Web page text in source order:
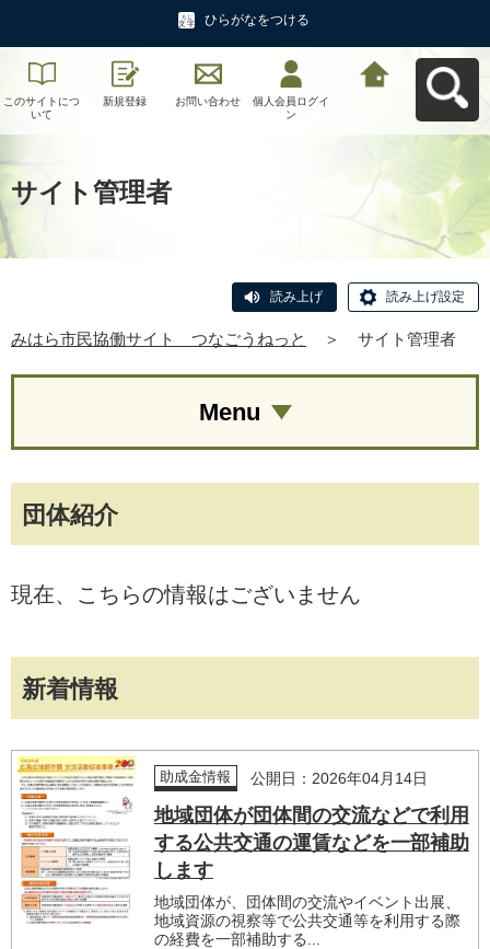
ひらがなをつける
このサイトにつ
いて
新規登録 お問い合わせ
個人会員ログイ
ン
サイト管理者
読み上げ 読み上げ設定
みはら市民協働サイト つなごうねっと ＞ サイト管理者
団体紹介
現在、こちらの情報はございません
新着情報
助成金情報 公開日：2026年04月14日
地域団体が団体間の交流などで利用
する公共交通の運賃などを一部補助
します
地域団体が、団体間の交流やイベント出展、
地域資源の視察等で公共交通等を利用する際
の経費を一部補助する...
Menu